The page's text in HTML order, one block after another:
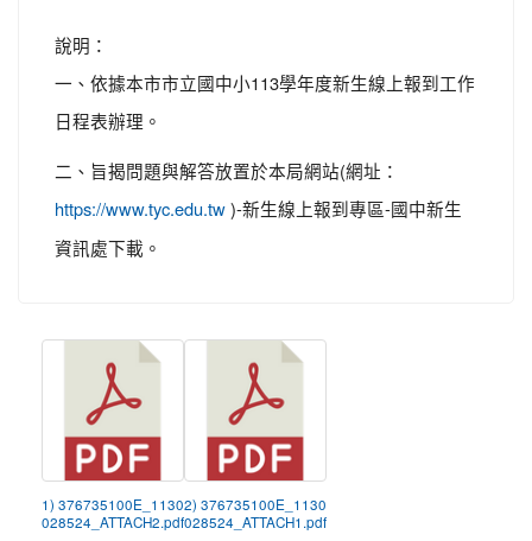
說明：
一、依據本市市立國中小113學年度新生線上報到工作
日程表辦理。
二、旨揭問題與解答放置於本局網站(網址：
https://www.tyc.edu.tw )-新生線上報到專區-國中新生
資訊處下載。
1) 376735100E_1130
028524_ATTACH2.pdf
2) 376735100E_1130
028524_ATTACH1.pdf